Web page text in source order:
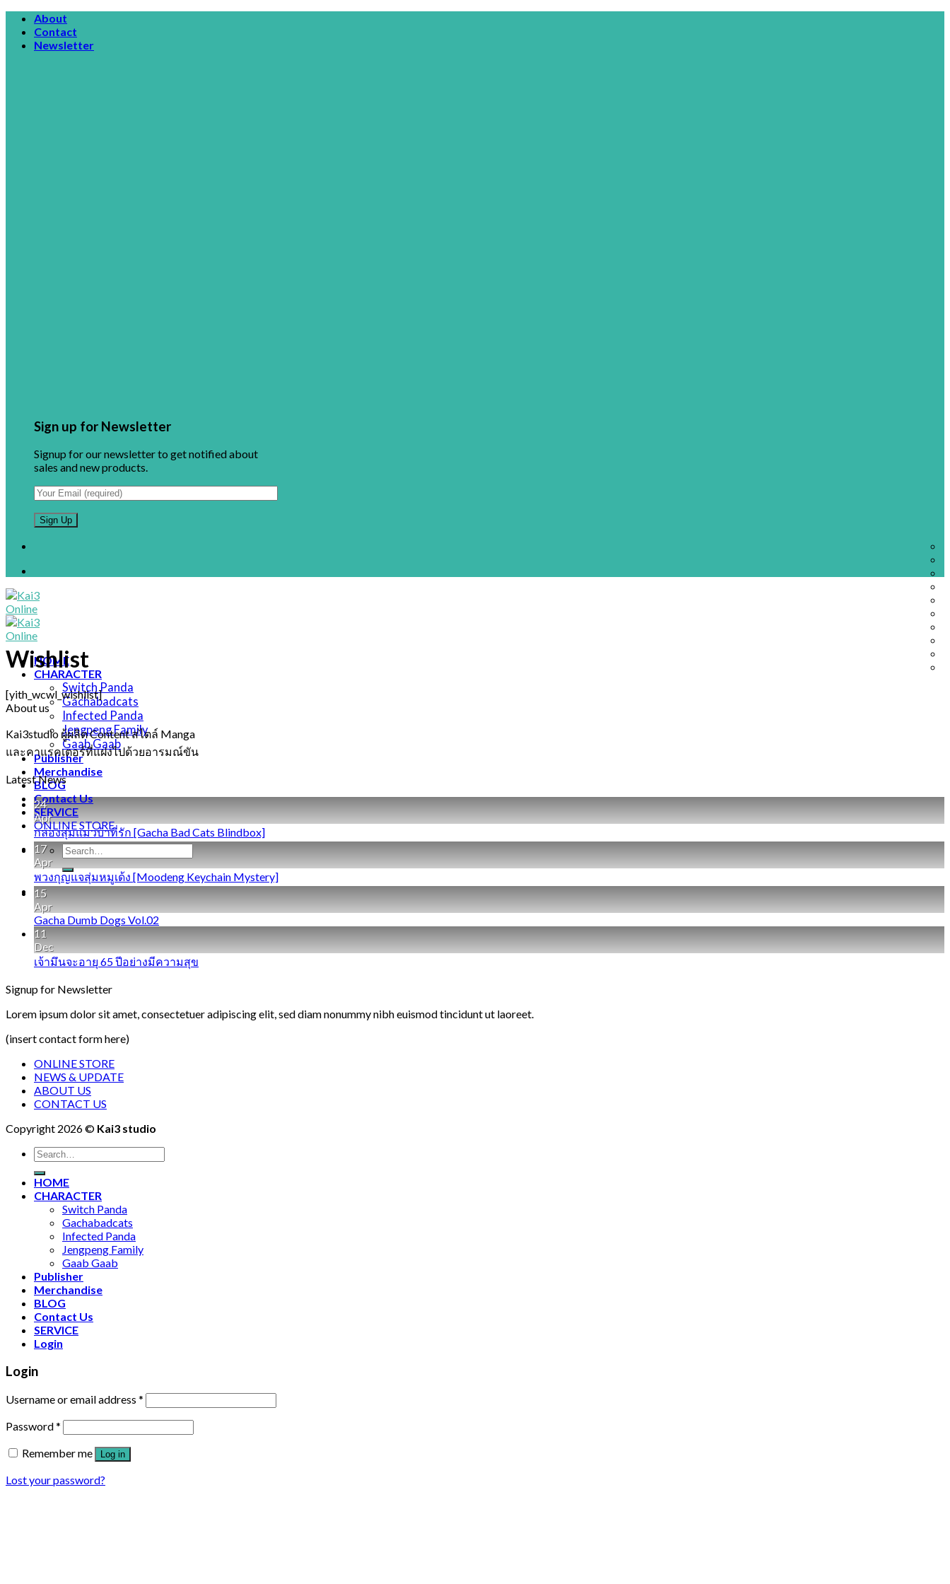
Skip
content
About
Contact
Newsletter
Sign up for Newsletter
Signup for our newsletter to get notified about
sales and new products.
HOME
CHARACTER
Switch Panda
Gachabadcats
Infected Panda
Jengpeng Family
Gaab Gaab
Publisher
Merchandise
BLOG
Contact Us
SERVICE
ONLINE STORE
Search
for:
Wishlist
[yith_wcwl_wishlist]
About us
Kai3studio ผู้ผลิต Content สไตล์ Manga
และคาแรคเตอร์ที่แฝงไปด้วยอารมณ์ขัน
Latest News
24
Apr
กล่องสุ่มแมวบ้าที่รัก [Gacha Bad Cats Blindbox]
17
Apr
พวงกุญแจสุ่มหมูเด้ง [Moodeng Keychain Mystery]
15
Apr
Gacha Dumb Dogs Vol.02
11
Dec
เจ้ามึนจะอายุ 65 ปีอย่างมีความสุข
Signup for Newsletter
Lorem ipsum dolor sit amet, consectetuer adipiscing elit, sed diam nonummy nibh euismod tincidunt ut laoreet.
(insert contact form here)
ONLINE STORE
NEWS & UPDATE
ABOUT US
CONTACT US
Copyright 2026 © Kai3 studio
Search
for:
HOME
CHARACTER
Switch Panda
Gachabadcats
Infected Panda
Jengpeng Family
Gaab Gaab
Publisher
Merchandise
BLOG
Contact Us
SERVICE
Login
Login
Username or email address *
Password*
Remember me
Log in
Lost your password?